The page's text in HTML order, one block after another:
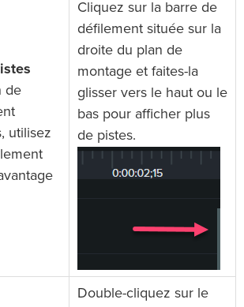
de
utilisez
Cliquez sur la barre de
défilement située sur la
droite du plan de
montage et faites-la
glisser vers le haut ou le
bas pour afficher plus
de pistes.
Double-cliquez sur le